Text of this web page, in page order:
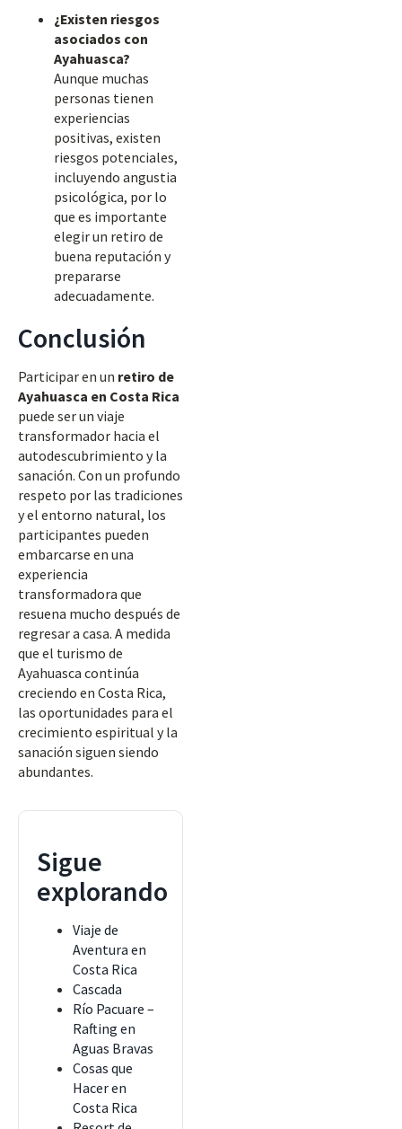
¿Existen riesgos
asociados con
Ayahuasca?
Aunque muchas
personas tienen
experiencias
positivas, existen
riesgos potenciales,
incluyendo angustia
psicológica, por lo
que es importante
elegir un retiro de
buena reputación y
prepararse
adecuadamente.
Conclusión
Participar en un retiro de
Ayahuasca en Costa Rica
puede ser un viaje
transformador hacia el
autodescubrimiento y la
sanación. Con un profundo
respeto por las tradiciones
y el entorno natural, los
participantes pueden
embarcarse en una
experiencia
transformadora que
resuena mucho después de
regresar a casa. A medida
que el turismo de
Ayahuasca continúa
creciendo en Costa Rica,
las oportunidades para el
crecimiento espiritual y la
sanación siguen siendo
abundantes.
Sigue
explorando
Viaje de
Aventura en
Costa Rica
Cascada
Río Pacuare –
Rafting en
Aguas Bravas
Cosas que
Hacer en
Costa Rica